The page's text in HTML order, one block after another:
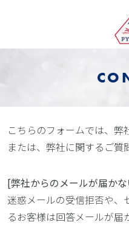
こちらのフォームでは、
または、弊社に関するご質
[弊社からのメールが届か
迷惑メールの受信拒否や、
るお客様は回答メールが届